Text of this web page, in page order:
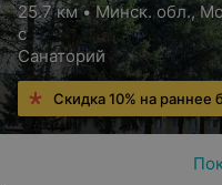
25.7 км • Минск. обл.,
с
Санаторий
Скидка 10% на раннее